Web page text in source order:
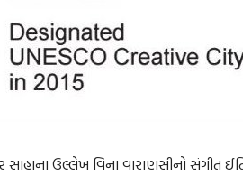
ઉલ્લેખ વિના વારાણસીનો સંગીત